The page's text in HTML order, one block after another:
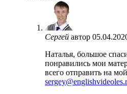
Сергей автор
Наталья, большое
понравились мои
всего отправить на